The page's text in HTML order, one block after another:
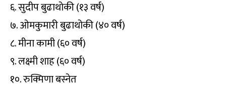
६. सुदीप बुढाथोकी (१३ वर्ष)
७. ओमकुमारी बुढाथोकी (४० वर्ष)
८. मीना कामी (६० वर्ष)
९. लक्ष्मी शाह (६० वर्ष)
१०. रुक्मिणा बस्नेत